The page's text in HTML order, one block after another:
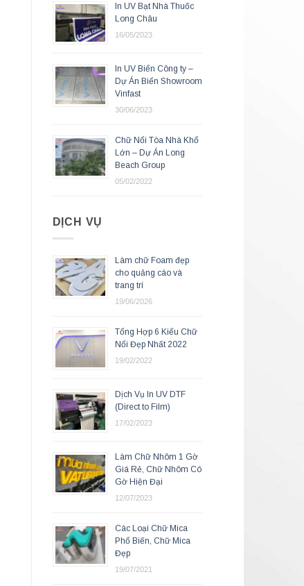
In UV Bạt Nhà Thuốc
Long Châu
16/05/2023
In UV Biển Công ty –
Dự Án Biển Showroom
Vinfast
30/06/2023
Chữ Nổi Tòa Nhà Khổ
Lớn – Dự Án Long
Beach Group
05/02/2022
DỊCH VỤ
Làm chữ Foam đẹp
cho quảng cáo và
trang trí
19/06/2026
Tổng Hợp 6 Kiểu Chữ
Nổi Đẹp Nhất 2022
19/02/2022
Dịch Vụ In UV DTF
(Direct to Film)
17/02/2023
Làm Chữ Nhôm 1 Gờ
Giá Rẻ, Chữ Nhôm Có
Gờ Hiện Đại
12/07/2023
Các Loại Chữ Mica
Phổ Biến, Chữ Mica
Đẹp
19/07/2021